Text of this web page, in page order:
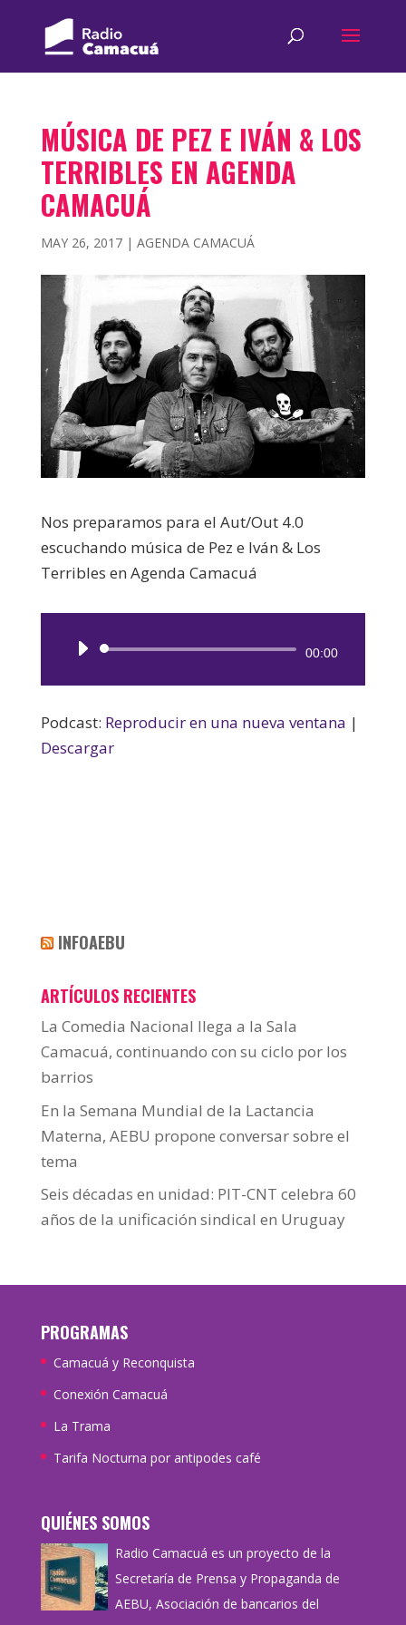
MÚSICA DE PEZ E IVÁN & LOS
TERRIBLES EN AGENDA
CAMACUÁ
MAY 26, 2017| AGENDA CAMACUÁ
Nos preparamos para el Aut/Out 4.0
escuchando música de Pez e Iván & Los
Terribles en Agenda Camacuá
Reproductor
00:00
Podcast: Reproducir en una nueva ventana |
Descargar
INFOAEBU
ARTÍCULOS RECIENTES
La Comedia Nacional llega a la Sala
Camacuá, continuando con su ciclo por los
barrios
En la Semana Mundial de la Lactancia
Materna, AEBU propone conversar sobre el
tema
Seis décadas en unidad: PIT-CNT celebra 60
años de la unificación sindical en Uruguay
PROGRAMAS
Camacuá y Reconquista
Conexión Camacuá
La Trama
Tarifa Nocturna por antipodes café
QUIÉNES SOMOS
Radio Camacuá es un proyecto de la
Secretaría de Prensa y Propaganda de
AEBU, Asociación de bancarios del